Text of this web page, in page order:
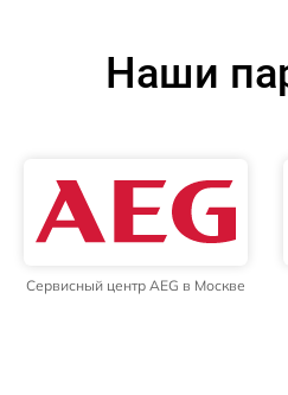
Наши
Сервисный центр AEG в Москве